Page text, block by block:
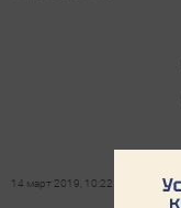
14 март 2019, 10:22